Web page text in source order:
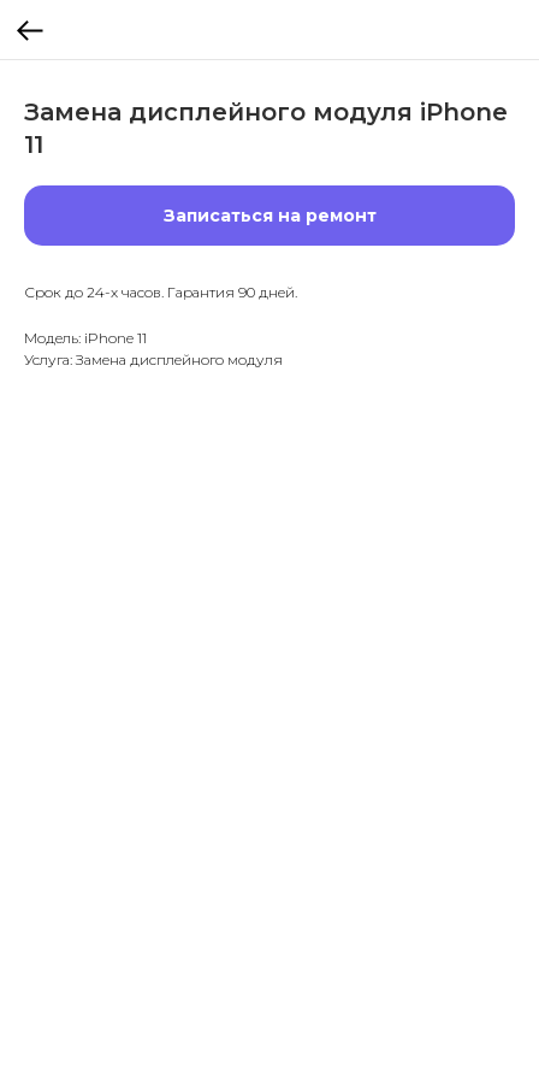
Замена дисплейного модуля iPhone
11
Записаться на ремонт
Срок до 24-х часов. Гарантия 90 дней.
Модель: iPhone 11
Услуга: Замена дисплейного модуля